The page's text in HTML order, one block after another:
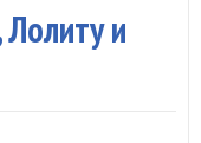
Лолиту и